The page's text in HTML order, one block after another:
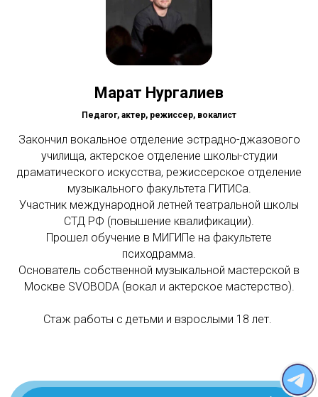
Марат Нургалиев
Педагог, актер, режиссер, вокалист
Закончил вокальное отделение эстрадно-джазового
училища, актерское отделение школы-студии
драматического искусства, режиссерское отделение
музыкального факультета ГИТИСа.
Участник международной летней театральной школы
СТД РФ (повышение квалификации).
Прошел обучение в МИГИПе на факультете
психодрамма.
Основатель собственной музыкальной мастерской в
Москве SVOBODA (вокал и актерское мастерство).
Стаж работы с детьми и взрослыми 18 лет.